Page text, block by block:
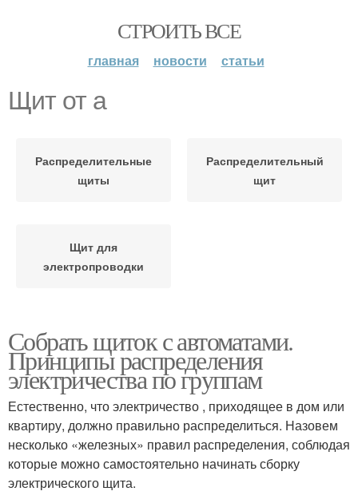
СТРОИТЬ ВСЕ
главная новости статьи
Щит от а
Распределительные
щиты
Распределительный
щит
Щит для
электропроводки
Собрать щиток с автоматами.
Принципы распределения
электричества по группам
Естественно, что электричество , приходящее в дом или
квартиру, должно правильно распределиться. Назовем
несколько «железных» правил распределения, соблюдая
которые можно самостоятельно начинать сборку
электрического щита.